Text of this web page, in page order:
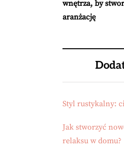
wnętrza, by
aranżację
Styl rustykalny:
Jak stworzyć
relaksu w domu?